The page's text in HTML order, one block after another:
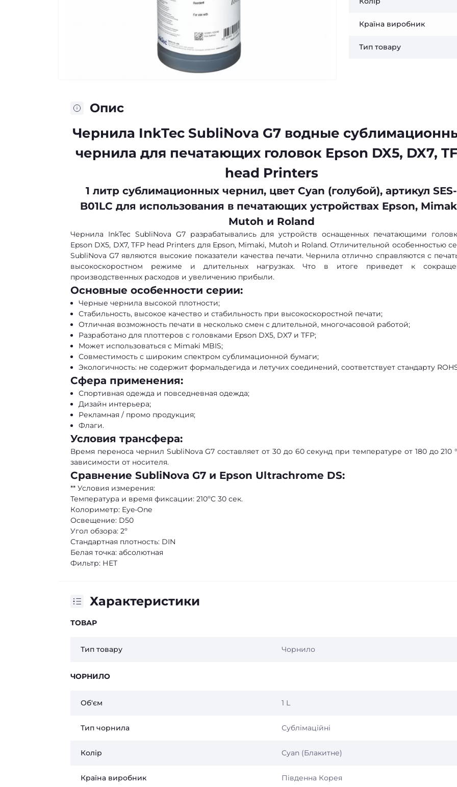
Країна виробник
Тип товару
Опис
Чернила InkTec SubliNova G7 водные
чернила для печатающих головок Epson DX5, DX7,
head Printers
1 литр сублимационных чернил, цвет Cyan (голубой), артикул SES-
B01LC для использования в печатающих устройствах Epson,
Mutoh и Roland
Чернила InkTec SubliNova G7 разрабатывались для устройств оснащенных печатающими
Epson DX5, DX7, TFP head Printers для Epson, Mimaki, Mutoh и Roland. Отличительной особенностью
SubliNova G7 являются высокие показатели качества печати. Чернила отлично справляются с
высокоскоростном режиме и длительных нагрузках. Что в итоге приведет к
производственных расходов и увеличению прибыли.
Основные особенности серии:
Черные чернила высокой плотности;
Стабильность, высокое качество и стабильность при высокоскоростной печати;
Отличная возможность печати в несколько смен с длительной, многочасовой работой;
Разработано для плоттеров с головками Epson DX5, DX7 и TFP;
Может использоваться с Mimaki MBIS;
Совместимость с широким спектром сублимационной бумаги;
Экологичность: не содержит формальдегида и летучих соединений, соответствует стандарту
Сфера применения:
Спортивная одежда и повседневная одежда;
Дизайн интерьера;
Рекламная / промо продукция;
Флаги.
Условия трансфера:
Время переноса чернил SubliNova G7 составляет от 30 до 60 секунд при температуре от 180 до 210
зависимости от носителя.
Сравнение SubliNova G7 и Epson Ultrachrome DS:
** Условия измерения:
Температура и время фиксации: 210ºC 30 сек.
Колориметр: Eye-One
Освещение: D50
Угол обзора: 2º
Стандартная плотность: DIN
Белая точка: абсолютная
Фильтр: НЕТ
Характеристики
ТОВАР
Тип товару Чорнило
ЧОРНИЛО
Об'єм 1 L
Тип чорнила Сублімаційні
Колір Cyan (Блакитне)
Країна виробник Південна Корея